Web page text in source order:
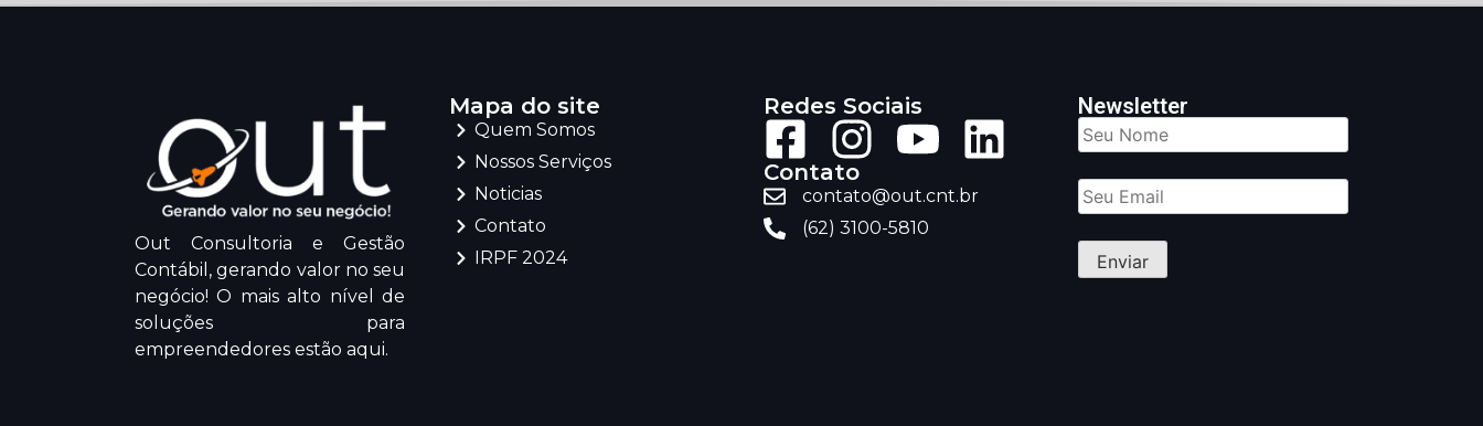
Out Consultoria e Gestão
Contábil, gerando valor no seu
negócio! O mais alto nível de
soluções para
empreendedores estão aqui.
Mapa do site
Quem Somos
Nossos Serviços
Noticias
Contato
IRPF 2024
Redes Sociais
Contato
contato@out.cnt.br
(62) 3100-5810
Newsletter